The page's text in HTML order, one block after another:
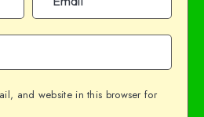
and website in this browser for